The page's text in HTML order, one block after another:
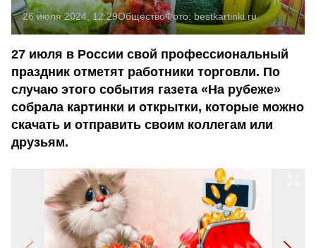
26 июля 2024, 12:29ОбществоФото:bestkartinki.ru
27 июля в России свой профессиональный
праздник отметят работники торговли. По
случаю этого события газета «На рубеже»
собрала картинки и открытки, которые можно
скачать и отправить своим коллегам или
друзьям.